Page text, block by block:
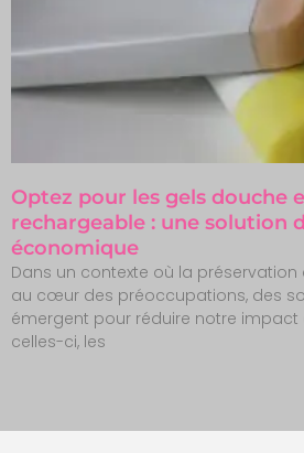
Optez pour les gels douche
rechargeable : une solution
économique
Dans un contexte où la préservation
au cœur des préoccupations, des
émergent pour réduire notre impact
celles-ci, les